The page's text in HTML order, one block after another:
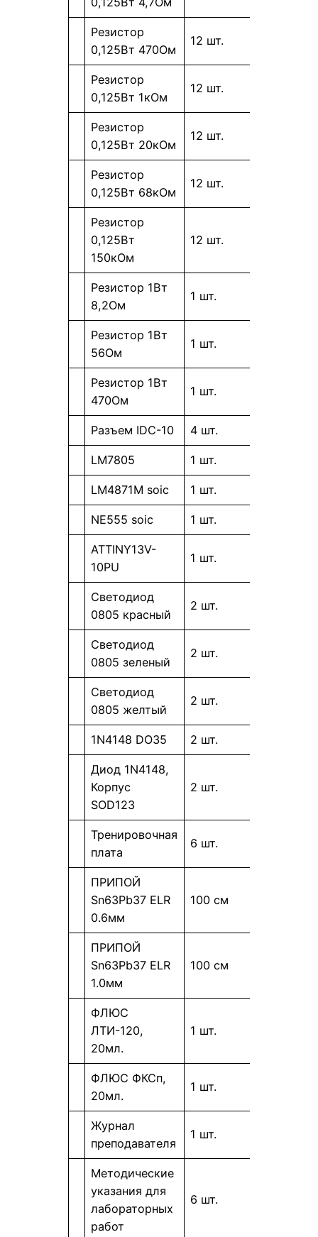
Резистор
0,125Вт 470Ом
12 шт.
Резистор
0,125Вт 1кОм
12 шт.
Резистор
0,125Вт 20кОм
12 шт.
Резистор
0,125Вт 68кОм
12 шт.
Резистор
0,125Вт
150кОм
12 шт.
Резистор 1Вт
8,2Ом
1 шт.
Резистор 1Вт
56Ом
1 шт.
Резистор 1Вт
470Ом
1 шт.
Разъем IDC-10 4 шт.
LM7805 1 шт.
LM4871M soic 1 шт.
NE555 soic 1 шт.
ATTINY13V-
10PU
1 шт.
Светодиод
0805 красный
2 шт.
Светодиод
0805 зеленый
2 шт.
Светодиод
0805 желтый
2 шт.
1N4148 DO35 2 шт.
Диод 1N4148,
Корпус
SOD123
2 шт.
Тренировочная
плата
6 шт.
ПРИПОЙ
Sn63Pb37 ELR
0.6мм
100 см
ПРИПОЙ
Sn63Pb37 ELR
1.0мм
100 см
ФЛЮС
ЛТИ-120,
20мл.
1 шт.
ФЛЮС ФКСп,
20мл.
1 шт.
Журнал
преподавателя
1 шт.
Методические
указания для
лабораторных
работ
6 шт.